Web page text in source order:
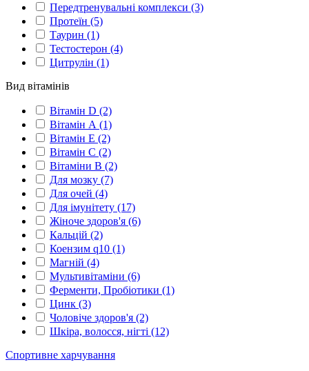
Передтренувальні комплекси (3)
Протеїн (5)
Таурин (1)
Тестостерон (4)
Цитрулін (1)
Вид вітамінів
Вітамін D (2)
Вітамін А (1)
Вітамін Е (2)
Вітамін С (2)
Вітаміни B (2)
Для мозку (7)
Для очей (4)
Для імунітету (17)
Жіноче здоров'я (6)
Кальцій (2)
Коензим q10 (1)
Магній (4)
Мультивітаміни (6)
Ферменти, Пробіотики (1)
Цинк (3)
Чоловіче здоров'я (2)
Шкіра, волосся, нігті (12)
Спортивне харчування